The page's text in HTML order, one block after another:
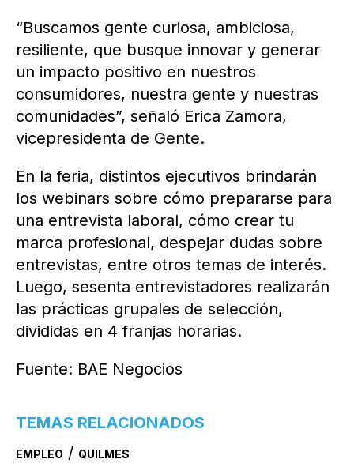
“Buscamos gente curiosa, ambiciosa,
resiliente, que busque innovar y generar
un impacto positivo en nuestros
consumidores, nuestra gente y nuestras
comunidades”, señaló Erica Zamora,
vicepresidenta de Gente.
En la feria, distintos ejecutivos brindarán
los webinars sobre cómo prepararse para
una entrevista laboral, cómo crear tu
marca profesional, despejar dudas sobre
entrevistas, entre otros temas de interés.
Luego, sesenta entrevistadores realizarán
las prácticas grupales de selección,
divididas en 4 franjas horarias.
Fuente: BAE Negocios
TEMAS RELACIONADOS
EMPLEO / QUILMES